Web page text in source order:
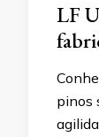
LF
pinos